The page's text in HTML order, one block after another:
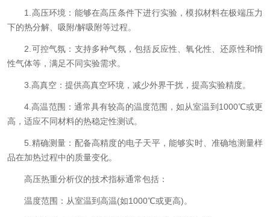
1.高压环境：能够在高压条件下进行实验，模拟材料在极端压力
下的热分解、吸附/解吸附等过程。
2.可控气氛：支持多种气氛，包括反应性、氧化性、还原性和惰
性气体等，满足不同实验需求。
3.高真空：提供高真空环境，减少外界干扰，提高实验精度。
4.高温范围：通常具有较高的温度范围，如从室温到1000℃或更
高，适应不同材料的热稳定性测试。
5.精确测量：配备高精度的电子天平，能够实时、准确地测量样
品在加热过程中的质量变化。
高压热重分析仪的技术指标通常包括：
温度范围：从室温到高温(如1000℃或更高)。